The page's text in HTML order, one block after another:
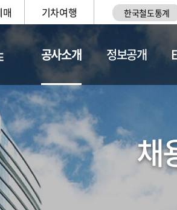
기차여행 한국철도통계
공사소개
일반현황
정보공개
채